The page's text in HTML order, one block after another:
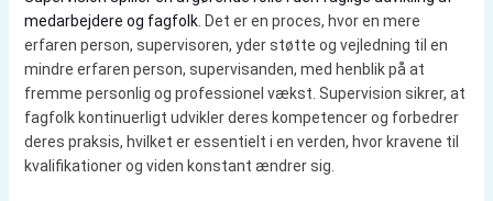
medarbejdere og fagfolk. Det er en proces, hvor en mere
erfaren person, supervisoren, yder støtte og vejledning til en
mindre erfaren person, supervisanden, med henblik på at
fremme personlig og professionel vækst. Supervision sikrer, at
fagfolk kontinuerligt udvikler deres kompetencer og forbedrer
deres praksis, hvilket er essentielt i en verden, hvor kravene til
kvalifikationer og viden konstant ændrer sig.